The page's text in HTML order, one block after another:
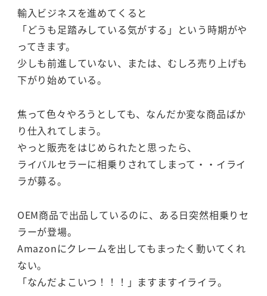
輸入ビジネスを進めてくると
「どうも足踏みしている気がする」という時期がや
ってきます。
少しも前進していない、または、むしろ売り上げも
下がり始めている。
焦って色々やろうとしても、なんだか変な商品ばか
り仕入れてしまう。
やっと販売をはじめられたと思ったら、
ライバルセラーに相乗りされてしまって・・イライ
ラが募る。
OEM商品で出品しているのに、ある日突然相乗りセ
ラーが登場。
Amazonにクレームを出してもまったく動いてくれ
ない。
「なんだよこいつ！！！」ますますイライラ。